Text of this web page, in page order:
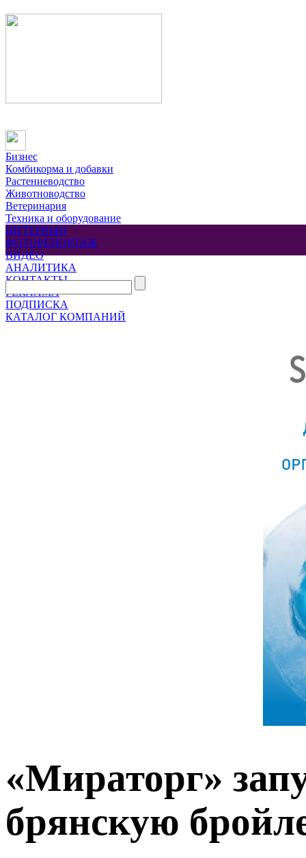
Бизнес
Комбикорма и добавки
Растениеводство
Животноводство
Ветеринария
Техника и оборудование
ИНТЕРВЬЮ
ФОТОРЕПОРТАЖ
ВИДЕО
АНАЛИТИКА
КОНТАКТЫ
РЕКЛАМА
ПОДПИСКА
КАТАЛОГ КОМПАНИЙ
«Мираторг»
брянскую